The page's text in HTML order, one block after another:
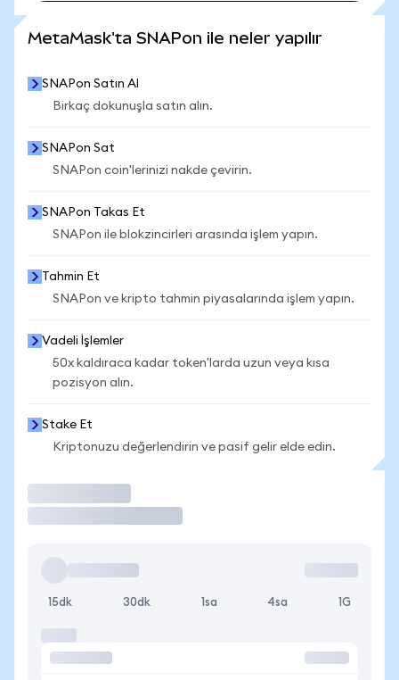
MetaMask'ta SNAPon ile neler yapılır
SNAPon Satın Al
Birkaç dokunuşla satın alın.
SNAPon Sat
SNAPon coin'lerinizi nakde çevirin.
SNAPon Takas Et
SNAPon ile blokzincirleri arasında işlem yapın.
Tahmin Et
SNAPon ve kripto tahmin piyasalarında işlem yapın.
Vadeli İşlemler
50x kaldıraca kadar token'larda uzun veya kısa
pozisyon alın.
Stake Et
Kriptonuzu değerlendirin ve pasif gelir elde edin.
15dk 30dk 1sa 4sa 1G